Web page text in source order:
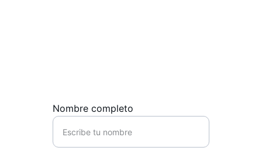
Nombre completo